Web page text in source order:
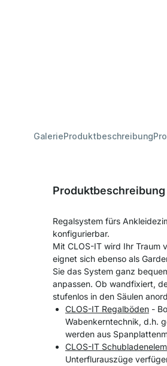
GalerieProduktbeschreibung
Produktbeschreibung
Regalsystem fürs
konfigurierbar.
Mit CLOS-IT wird Ihr Traum
eignet sich ebenso als
Sie das System ganz
anpassen. Ob wandfixiert,
stufenlos in den Säulen
CLOS-IT Regalböden -
Wabenkerntechnik, d.h.
werden aus
CLOS-IT
Unterflurauszüge